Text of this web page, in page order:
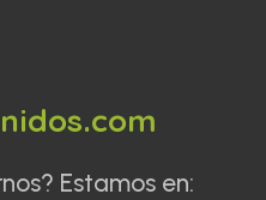
Estamos en: